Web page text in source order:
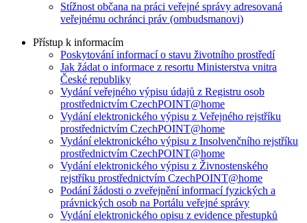
Stížnost občana na práci veřejné správy adresovaná
veřejnému ochránci práv (ombudsmanovi)
Přístup k informacím
Poskytování informací o stavu životního prostředí
Jak žádat o informace z resortu Ministerstva vnitra
České republiky
Vydání veřejného výpisu údajů z Registru osob
prostřednictvím CzechPOINT@home
Vydání elektronického výpisu z Veřejného rejstříku
prostřednictvím CzechPOINT@home
Vydání elektronického výpisu z Insolvenčního rejstříku
prostřednictvím CzechPOINT@home
Vydání elektronického výpisu z Živnostenského
rejstříku prostřednictvím CzechPOINT@home
Podání žádosti o zveřejnění informací fyzických a
právnických osob na Portálu veřejné správy
Vydání elektronického opisu z evidence přestupků